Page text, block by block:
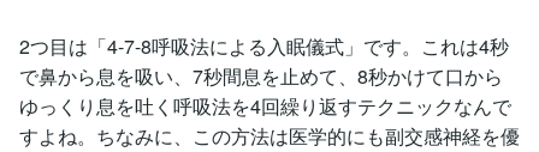
2つ目は「4-7-8呼吸法による入眠儀式」です。これは4秒
で鼻から息を吸い、7秒間息を止めて、8秒かけて口から
ゆっくり息を吐く呼吸法を4回繰り返すテクニックなんで
すよね。ちなみに、この方法は医学的にも副交感神経を優